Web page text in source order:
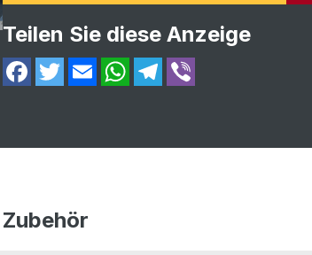
Teilen Sie diese Anzeige
Zubehör